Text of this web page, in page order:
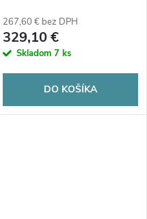
267,60 € bez DPH
329,10 €
Skladom 7 ks
DO KOŠÍKA